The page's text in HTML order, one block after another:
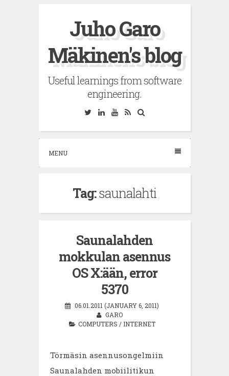
Juho Garo
Mäkinen's blog
Useful learnings from software
engineering.
TwitterLinkedinYouTube
RSS
MENU
Tag:saunalahti
Saunalahden
mokkulan asennus
OS X:ään, error
5370
06.01.2011 (JANUARY 6, 2011)
GARO
COMPUTERS / INTERNET
Törmäsin asennusongelmiin
Saunalahden mobiilitikun